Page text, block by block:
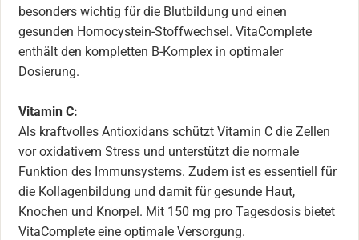
besonders wichtig für die Blutbildung und einen
gesunden Homocystein-Stoffwechsel. VitaComplete
enthält den kompletten B-Komplex in optimaler
Dosierung.
Vitamin C:
Als kraftvolles Antioxidans schützt Vitamin C die Zellen
vor oxidativem Stress und unterstützt die normale
Funktion des Immunsystems. Zudem ist es essentiell für
die Kollagenbildung und damit für gesunde Haut,
Knochen und Knorpel. Mit 150 mg pro Tagesdosis bietet
VitaComplete eine optimale Versorgung.